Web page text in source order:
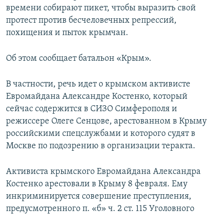
ТЕЛЕПРОЕКТ КРЫМ.РЕАЛИИ
СОВЕТЫ ПРАВОЗАЩИТНИКОВ
ПРОПАВШИЕ БЕЗ ВЕСТИ
ПОБЕДИТЕЛЕЙ НЕ СУДЯТ?
УКРАИНСКАЯ ПРОБЛЕМА КРЫМА
Українською
Qırımtatar
ПРИСОЕДИНЯЙТЕСЬ!
Все сайты RFE/RL
времени собирают пикет, чтобы выразить свой
протест против бесчеловечных репрессий,
похищения и пыток крымчан.
Об этом сообщает батальон «Крым».
В частности, речь идет о крымском активисте
Евромайдана Александре Костенко, который
сейчас содержится в СИЗО Симферополя и
режиссере Олеге Сенцове, арестованном в Крыму
российскими спецслужбами и которого судят в
Москве по подозрению в организации теракта.
Активиста крымского Евромайдана Александра
Костенко арестовали в Крыму 8 февраля. Ему
инкриминируется совершение преступления,
предусмотренного п. «б» ч. 2 ст. 115 Уголовного